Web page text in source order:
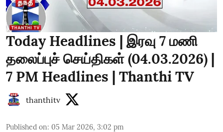
Today Headlines | இரவு 7 மணி
தலைப்புச் செய்திகள் (04.03.2026) |
7 PM Headlines | Thanthi TV
thanthitv
Published on: 05 Mar 2026, 3:02 pm